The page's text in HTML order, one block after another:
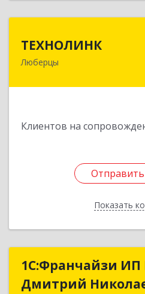
ТЕХНОЛИНК
Люберцы
Клиентов на
Отправить
Показать
140014, г.Люберцы,
Отправить
1С:Франчайзи ИП
Дмитрий